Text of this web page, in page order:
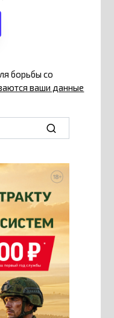
борьбы со
ваши данные